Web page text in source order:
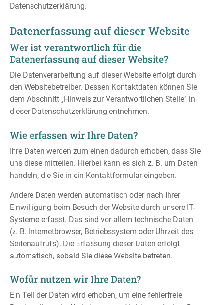
Stuhl 400
Esprit
Club
Be15
Tens
Pall
Ottoman
Sitzbank für Rollboxen
Connect
Lift
Piqniq
ParQ
Base 4
FlightDesk
Cuadro Serie
Luma Serie
Bila / Beistelltisch
Lehrer-Caddy
Rollcontainer
Bücherrollwagen
Level Serie
Industrial Rollregal
Pflanzenkasten
Qube
Einrichtungselement
Treffpunkt
Konzentriertes Arbeiten
Duo Arbeitsplatz
Pantryküche
Lola
Spark Tech Tisch / Unterschrank
Take a Break
Bloxi
Honey
Amfi Sitzelemente
Q-bic
Plastic Whale Circular Furniture by Vepa
Akustik
Datenschutzerklärung.
Datenerfassung auf dieser Website
Wer ist verantwortlich für die
Datenerfassung auf dieser Website?
Die Datenverarbeitung auf dieser Website erfolgt durch
den Websitebetreiber. Dessen Kontaktdaten können Sie
dem Abschnitt „Hinweis zur Verantwortlichen Stelle“ in
dieser Datenschutzerklärung entnehmen.
Wie erfassen wir Ihre Daten?
Ihre Daten werden zum einen dadurch erhoben, dass Sie
uns diese mitteilen. Hierbei kann es sich z. B. um Daten
handeln, die Sie in ein Kontaktformular eingeben.
Andere Daten werden automatisch oder nach Ihrer
Einwilligung beim Besuch der Website durch unsere IT-
Systeme erfasst. Das sind vor allem technische Daten
(z. B. Internetbrowser, Betriebssystem oder Uhrzeit des
Seitenaufrufs). Die Erfassung dieser Daten erfolgt
automatisch, sobald Sie diese Website betreten.
Wofür nutzen wir Ihre Daten?
Ein Teil der Daten wird erhoben, um eine fehlerfreie